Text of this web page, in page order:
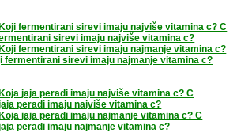
fermentirani sirevi imaju najviše vitamina c? C
sirevi imaju najviše vitamina c?
fermentirani sirevi imaju najmanje vitamina c?
fermentirani sirevi imaju najmanje vitamina c?
jaja peradi imaju najviše vitamina c? C
peradi imaju najviše vitamina c?
jaja peradi imaju najmanje vitamina c? C
peradi imaju najmanje vitamina c?